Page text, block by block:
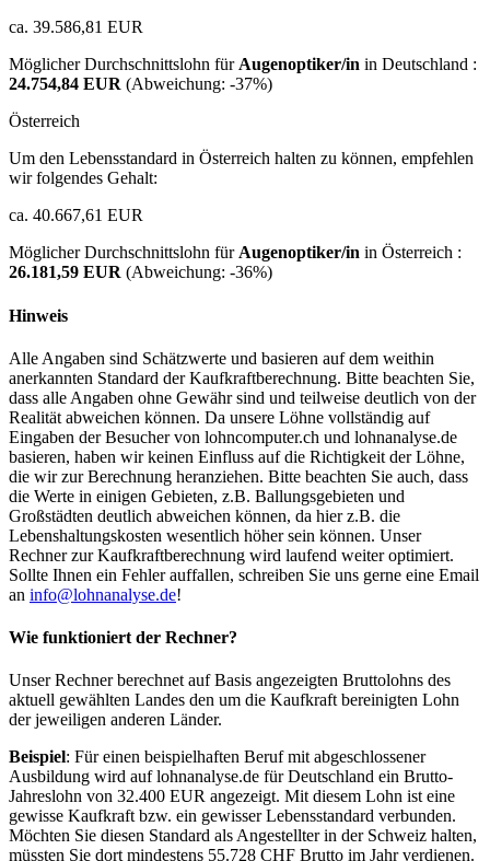
ca. 39.586,81 EUR
Möglicher Durchschnittslohn fürAugenoptiker/in in Deutschland :
24.754,84 EUR (Abweichung: -37%)
Österreich
Um den Lebensstandard in Österreich halten zu können, empfehlen
wir folgendes Gehalt:
ca. 40.667,61 EUR
Möglicher Durchschnittslohn fürAugenoptiker/in in Österreich :
26.181,59 EUR (Abweichung: -36%)
Hinweis
Alle Angaben sind Schätzwerte und basieren auf dem weithin
anerkannten Standard der Kaufkraftberechnung. Bitte beachten Sie,
dass alle Angaben ohne Gewähr sind und teilweise deutlich von der
Realität abweichen können. Da unsere Löhne vollständig auf
Eingaben der Besucher von lohncomputer.ch und lohnanalyse.de
basieren, haben wir keinen Einfluss auf die Richtigkeit der Löhne,
die wir zur Berechnung heranziehen. Bitte beachten Sie auch, dass
die Werte in einigen Gebieten, z.B. Ballungsgebieten und
Großstädten deutlich abweichen können, da hier z.B. die
Lebenshaltungskosten wesentlich höher sein können. Unser
Rechner zur Kaufkraftberechnung wird laufend weiter optimiert.
Sollte Ihnen ein Fehler auffallen, schreiben Sie uns gerne eine Email
an info@lohnanalyse.de!
Wie funktioniert der Rechner?
Unser Rechner berechnet auf Basis angezeigten Bruttolohns des
aktuell gewählten Landes den um die Kaufkraft bereinigten Lohn
der jeweiligen anderen Länder.
Beispiel: Für einen beispielhaften Beruf mit abgeschlossener
Ausbildung wird auf lohnanalyse.de für Deutschland ein Brutto-
Jahreslohn von 32.400 EUR angezeigt. Mit diesem Lohn ist eine
gewisse Kaufkraft bzw. ein gewisser Lebensstandard verbunden.
Möchten Sie diesen Standard als Angestellter in der Schweiz halten,
müssten Sie dort mindestens 55.728 CHF Brutto im Jahr verdienen.